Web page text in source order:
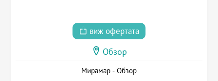
виж офертата
Обзор
Мирамар - Обзор